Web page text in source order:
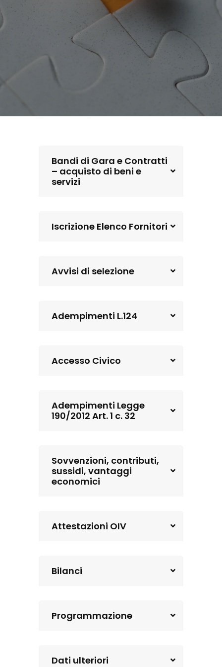
Bandi di Gara e Contratti
– acquisto di beni e
servizi
Iscrizione Elenco Fornitori
Avvisi di selezione
Adempimenti L.124
Accesso Civico
Adempimenti Legge
190/2012 Art. 1 c. 32
Sovvenzioni, contributi,
sussidi, vantaggi
economici
Attestazioni OIV
Bilanci
Programmazione
Dati ulteriori